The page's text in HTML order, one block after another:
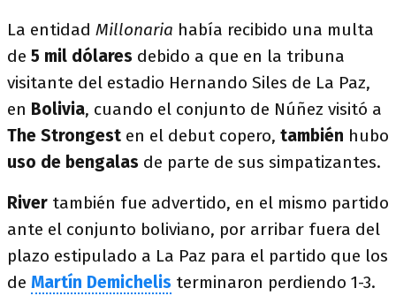
La entidad Millonaria había recibido una multa
de 5 mil dólares debido a que en la tribuna
visitante del estadio Hernando Siles de La Paz,
en Bolivia, cuando el conjunto de Núñez visitó a
The Strongest en el debut copero, también hubo
uso de bengalas de parte de sus simpatizantes.
River también fue advertido, en el mismo partido
ante el conjunto boliviano, por arribar fuera del
plazo estipulado a La Paz para el partido que los
de Martín Demichelis terminaron perdiendo 1-3.